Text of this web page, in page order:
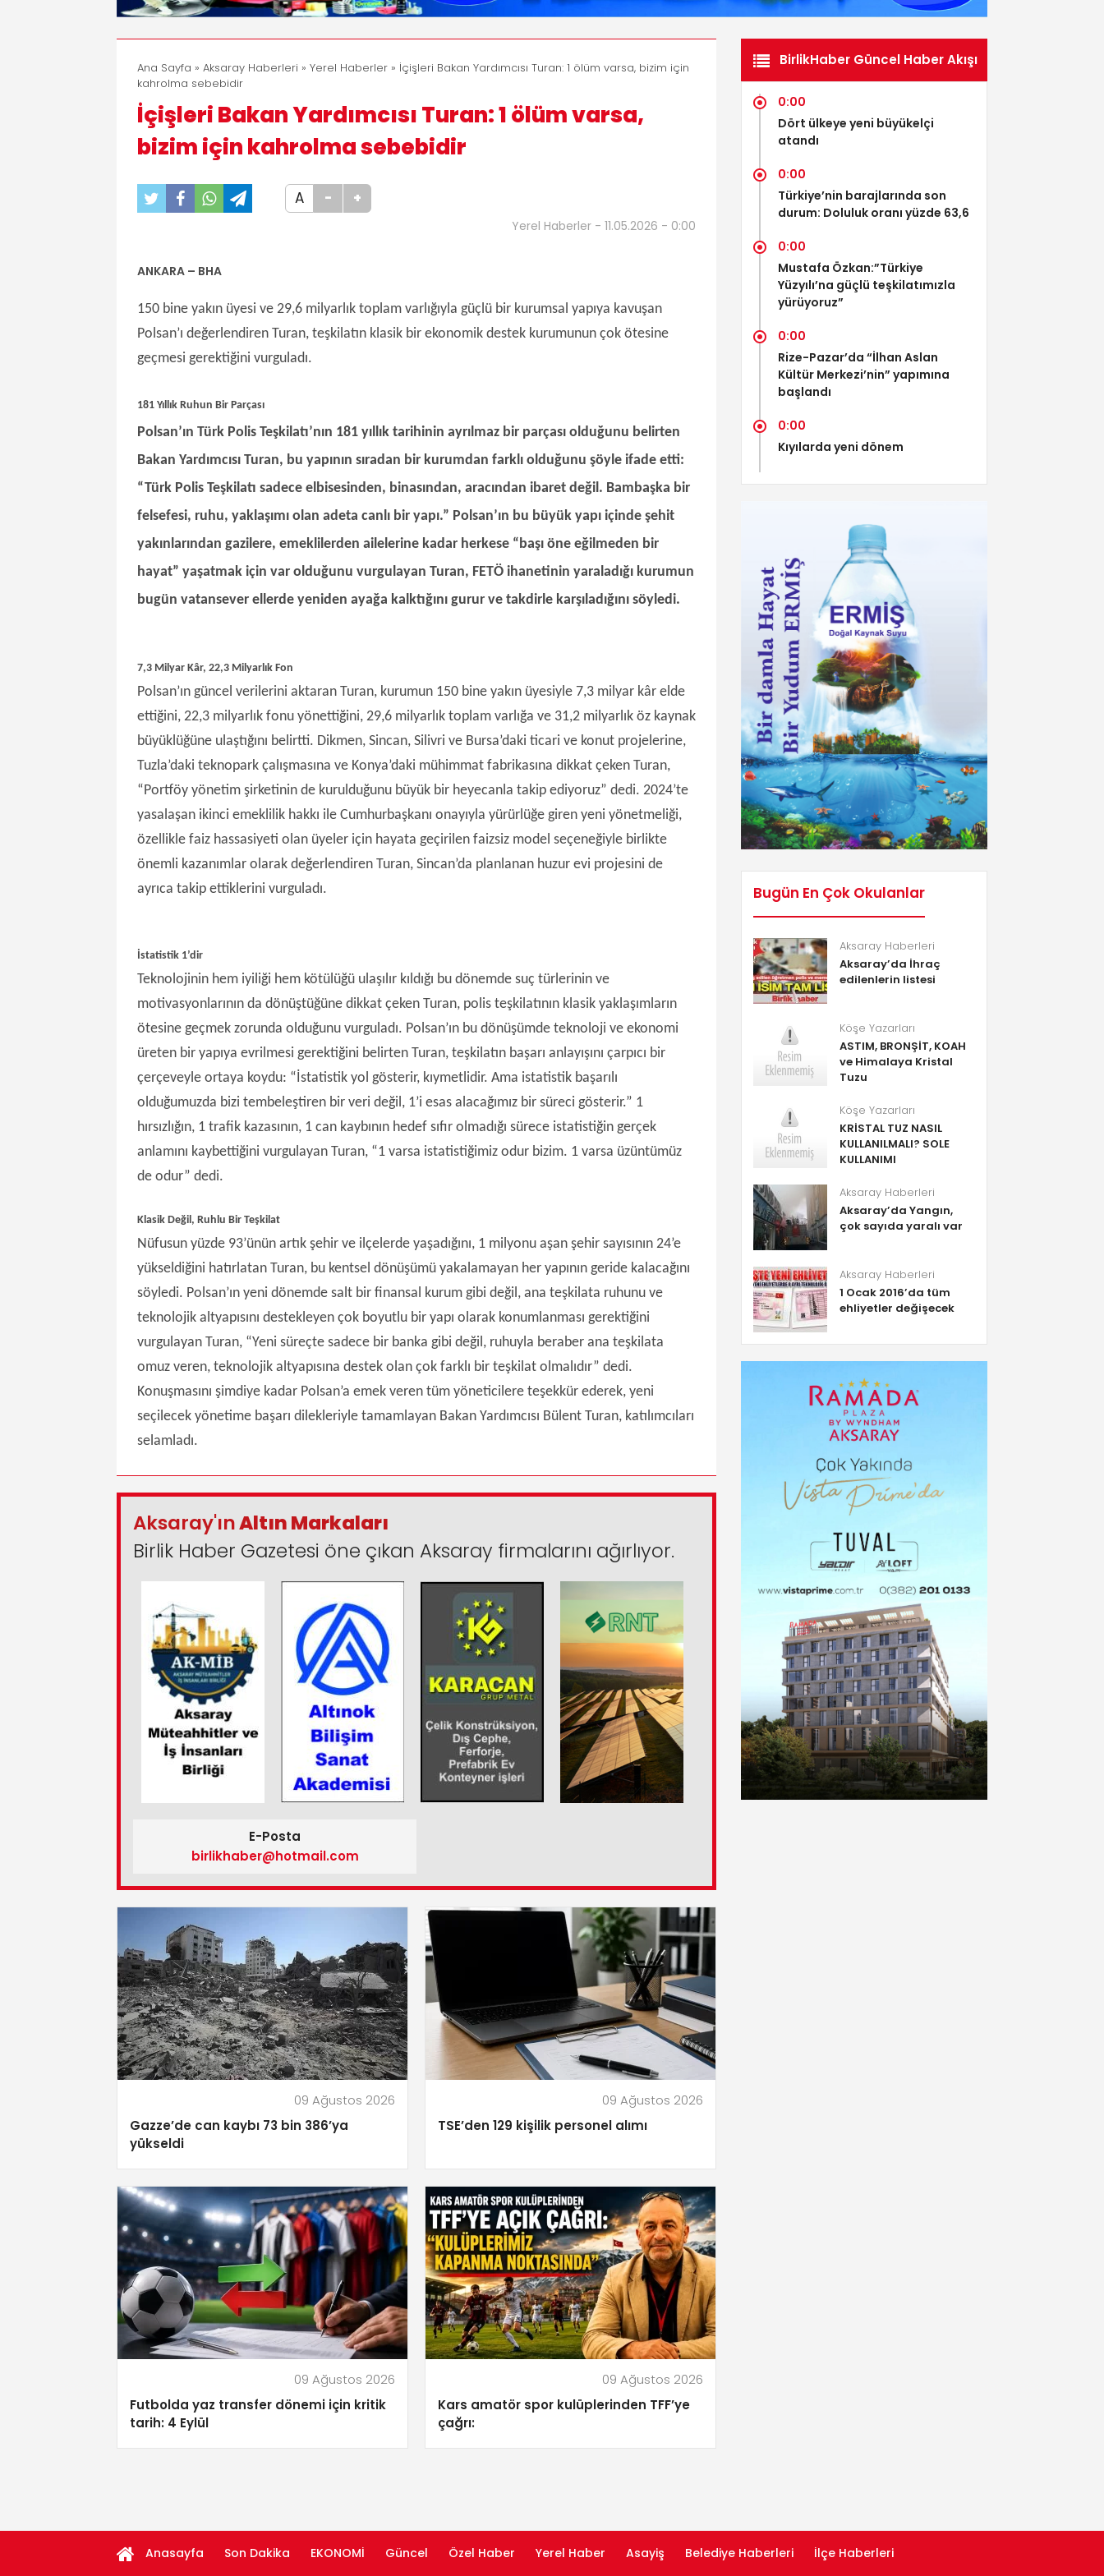
Ana Sayfa » Aksaray Haberleri » Yerel Haberler » İçişleri Bakan Yardımcısı Turan: 1 ölüm varsa, bizim için
kahrolma sebebidir
İçişleri Bakan Yardımcısı Turan: 1 ölüm varsa,
bizim için kahrolma sebebidir
A - +
Yerel Haberler - 11.05.2026 - 0:00
ANKARA – BHA
150 bine yakın üyesi ve 29,6 milyarlık toplam varlığıyla güçlü bir kurumsal yapıya kavuşan
Polsan’ı değerlendiren Turan, teşkilatın klasik bir ekonomik destek kurumunun çok ötesine
geçmesi gerektiğini vurguladı.
181 Yıllık Ruhun Bir Parçası
Polsan’ın Türk Polis Teşkilatı’nın 181 yıllık tarihinin ayrılmaz bir parçası olduğunu belirten
Bakan Yardımcısı Turan, bu yapının sıradan bir kurumdan farklı olduğunu şöyle ifade etti:
“Türk Polis Teşkilatı sadece elbisesinden, binasından, aracından ibaret değil. Bambaşka bir
felsefesi, ruhu, yaklaşımı olan adeta canlı bir yapı.” Polsan’ın bu büyük yapı içinde şehit
yakınlarından gazilere, emeklilerden ailelerine kadar herkese “başı öne eğilmeden bir
hayat” yaşatmak için var olduğunu vurgulayan Turan, FETÖ ihanetinin yaraladığı kurumun
bugün vatansever ellerde yeniden ayağa kalktığını gurur ve takdirle karşıladığını söyledi.
7,3 Milyar Kâr, 22,3 Milyarlık Fon
Polsan’ın güncel verilerini aktaran Turan, kurumun 150 bine yakın üyesiyle 7,3 milyar kâr elde
ettiğini, 22,3 milyarlık fonu yönettiğini, 29,6 milyarlık toplam varlığa ve 31,2 milyarlık öz kaynak
büyüklüğüne ulaştığını belirtti. Dikmen, Sincan, Silivri ve Bursa’daki ticari ve konut projelerine,
Tuzla’daki teknopark çalışmasına ve Konya’daki mühimmat fabrikasına dikkat çeken Turan,
“Portföy yönetim şirketinin de kurulduğunu büyük bir heyecanla takip ediyoruz” dedi. 2024’te
yasalaşan ikinci emeklilik hakkı ile Cumhurbaşkanı onayıyla yürürlüğe giren yeni yönetmeliği,
özellikle faiz hassasiyeti olan üyeler için hayata geçirilen faizsiz model seçeneğiyle birlikte
önemli kazanımlar olarak değerlendiren Turan, Sincan’da planlanan huzur evi projesini de
ayrıca takip ettiklerini vurguladı.
İstatistik 1’dir
Teknolojinin hem iyiliği hem kötülüğü ulaşılır kıldığı bu dönemde suç türlerinin ve
motivasyonlarının da dönüştüğüne dikkat çeken Turan, polis teşkilatının klasik yaklaşımların
ötesine geçmek zorunda olduğunu vurguladı. Polsan’ın bu dönüşümde teknoloji ve ekonomi
üreten bir yapıya evrilmesi gerektiğini belirten Turan, teşkilatın başarı anlayışını çarpıcı bir
çerçeveyle ortaya koydu: “İstatistik yol gösterir, kıymetlidir. Ama istatistik başarılı
olduğumuzda bizi tembeleştiren bir veri değil, 1’i esas alacağımız bir süreci gösterir.” 1
hırsızlığın, 1 trafik kazasının, 1 can kaybının hedef sıfır olmadığı sürece istatistiğin gerçek
anlamını kaybettiğini vurgulayan Turan, “1 varsa istatistiğimiz odur bizim. 1 varsa üzüntümüz
de odur” dedi.
Klasik Değil, Ruhlu Bir Teşkilat
Nüfusun yüzde 93’ünün artık şehir ve ilçelerde yaşadığını, 1 milyonu aşan şehir sayısının 24’e
yükseldiğini hatırlatan Turan, bu kentsel dönüşümü yakalamayan her yapının geride kalacağını
söyledi. Polsan’ın yeni dönemde salt bir finansal kurum gibi değil, ana teşkilata ruhunu ve
teknolojik altyapısını destekleyen çok boyutlu bir yapı olarak konumlanması gerektiğini
vurgulayan Turan, “Yeni süreçte sadece bir banka gibi değil, ruhuyla beraber ana teşkilata
omuz veren, teknolojik altyapısına destek olan çok farklı bir teşkilat olmalıdır” dedi.
Konuşmasını şimdiye kadar Polsan’a emek veren tüm yöneticilere teşekkür ederek, yeni
seçilecek yönetime başarı dilekleriyle tamamlayan Bakan Yardımcısı Bülent Turan, katılımcıları
selamladı.
Aksaray'ınAltın Markaları
Birlik Haber Gazetesi öne çıkan Aksaray firmalarını ağırlıyor.
E-Posta
birlikhaber@hotmail.com
09 Ağustos 2026
Gazze’de can kaybı 73 bin 386’ya
yükseldi
09 Ağustos 2026
TSE’den 129 kişilik personel alımı
09 Ağustos 2026
Futbolda yaz transfer dönemi için kritik
tarih: 4 Eylül
09 Ağustos 2026
Kars amatör spor kulüplerinden TFF’ye
çağrı:
BirlikHaber Güncel Haber Akışı
0:00
Dört ülkeye yeni büyükelçi
atandı
0:00
Türkiye’nin barajlarında son
durum: Doluluk oranı yüzde 63,6
0:00
Mustafa Özkan:”Türkiye
Yüzyılı’na güçlü teşkilatımızla
yürüyoruz”
0:00
Rize-Pazar’da “İlhan Aslan
Kültür Merkezi’nin” yapımına
başlandı
0:00
Kıyılarda yeni dönem
Bugün En Çok Okulanlar
Aksaray Haberleri
Aksaray’da İhraç
edilenlerin listesi
Köşe Yazarları
ASTIM, BRONŞİT, KOAH
ve Himalaya Kristal
Tuzu
Köşe Yazarları
KRİSTAL TUZ NASIL
KULLANILMALI? SOLE
KULLANIMI
Aksaray Haberleri
Aksaray’da Yangın,
çok sayıda yaralı var
Aksaray Haberleri
1 Ocak 2016’da tüm
ehliyetler değişecek
Anasayfa Son Dakika EKONOMİ Güncel Özel Haber Yerel Haber Asayiş Belediye Haberleri İlçe Haberleri